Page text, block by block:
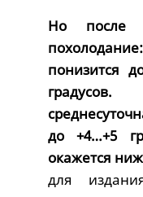
Но после
понизится
до +4…+5
окажется
для